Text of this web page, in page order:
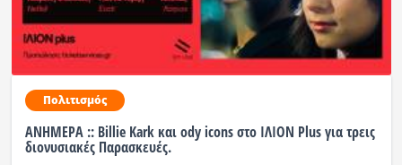
Πολιτική
Οικονομία
Αθλητικά
Κόσμος
Πολιτισμός
ΑΝΗΜΕΡΑ :: Billie Kark και ody icons στο ΙΛΙΟΝ Plus για τρεις
διονυσιακές Παρασκευές.